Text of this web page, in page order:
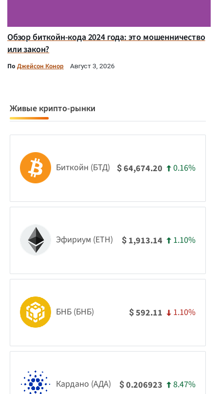
Обзор биткойн-кода 2024 года: это мошенничество
или закон?
По Джейсон Конор Август 3, 2026
Живые крипто-рынки
Биткойн (БТД) $64,674.20 0.16%
Эфириум (ETH) $ 1,913.14 1.10%
БНБ (БНБ) $592.11 1.10%
Кардано (АДА) $0.206923 8.47%